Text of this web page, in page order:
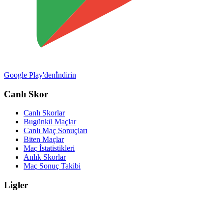
Google Play'denİndirin
Canlı Skor
Canlı Skorlar
Bugünkü Maçlar
Canlı Maç Sonuçları
Biten Maçlar
Maç İstatistikleri
Anlık Skorlar
Maç Sonuç Takibi
Ligler